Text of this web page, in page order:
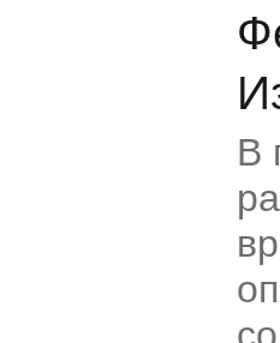
В